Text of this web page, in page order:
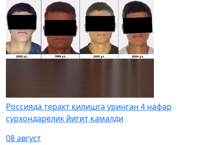
Россияда теракт қилишга уринган 4 нафар
сурхондарёлик йигит қамалди
08 август